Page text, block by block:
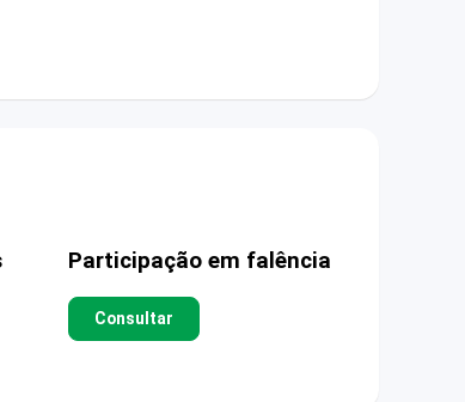
Participação em falência
Consultar